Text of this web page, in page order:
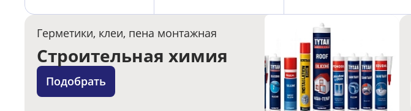
Герметики, клеи, пена монтажная
Строительная химия
Подобрать